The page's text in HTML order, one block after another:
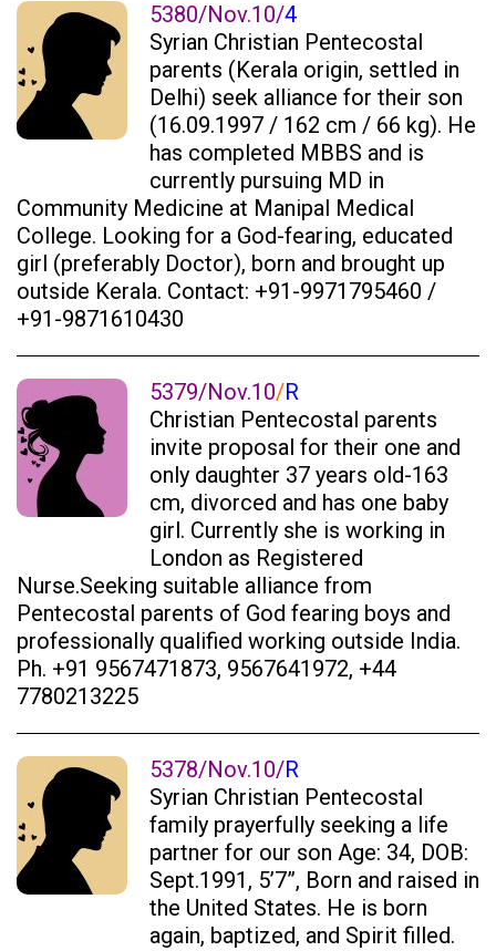
5380/Nov.10/4
Syrian Christian Pentecostal
parents (Kerala origin, settled in
Delhi) seek alliance for their son
(16.09.1997 / 162 cm / 66 kg). He
has completed MBBS and is
currently pursuing MD in
Community Medicine at Manipal Medical
College. Looking for a God-fearing, educated
girl (preferably Doctor), born and brought up
outside Kerala. Contact: +91-9971795460 /
+91-9871610430
5379/Nov.10/R
Christian Pentecostal parents
invite proposal for their one and
only daughter 37 years old-163
cm, divorced and has one baby
girl. Currently she is working in
London as Registered
Nurse.Seeking suitable alliance from
Pentecostal parents of God fearing boys and
professionally qualified working outside India.
Ph. +91 9567471873, 9567641972, +44
7780213225
5378/Nov.10/R
Syrian Christian Pentecostal
family prayerfully seeking a life
partner for our son Age: 34, DOB:
Sept.1991, 5’7”, Born and raised in
the United States. He is born
again, baptized, and Spirit filled.